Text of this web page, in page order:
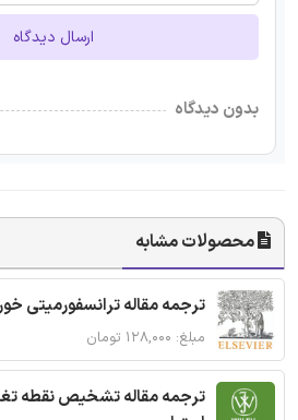
ارسال دیدگاه
بدون دیدگاه
محصولات مشابه
ترجمه مقاله ترانسفورمیتی
مبلغ: ۱۲۸,۰۰۰ تومان
ترجمه مقاله تشخیص نقطه